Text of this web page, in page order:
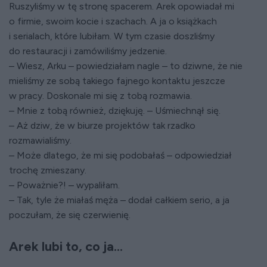
Ruszyliśmy w tę stronę spacerem. Arek opowiadał mi
o firmie, swoim kocie i szachach. A ja o książkach
i serialach, które lubiłam. W tym czasie doszliśmy
do restauracji i zamówiliśmy jedzenie.
– Wiesz, Arku – powiedziałam nagle – to dziwne, że nie
mieliśmy ze sobą takiego fajnego kontaktu jeszcze
w pracy. Doskonale mi się z tobą rozmawia.
– Mnie z tobą również, dziękuję. – Uśmiechnął się.
– Aż dziw, że w biurze projektów tak rzadko
rozmawialiśmy.
– Może dlatego, że mi się podobałaś – odpowiedział
trochę zmieszany.
– Poważnie?! – wypaliłam.
– Tak, tyle że miałaś męża – dodał całkiem serio, a ja
poczułam, że się czerwienię.
Arek lubi to, co ja...